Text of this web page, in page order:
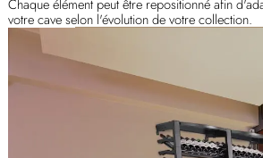
Chaque élément peut être repositionné afin
votre cave selon l'évolution de votre collection.